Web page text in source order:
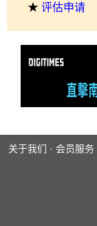
★ 评估申请
关于我们 · 会员服务